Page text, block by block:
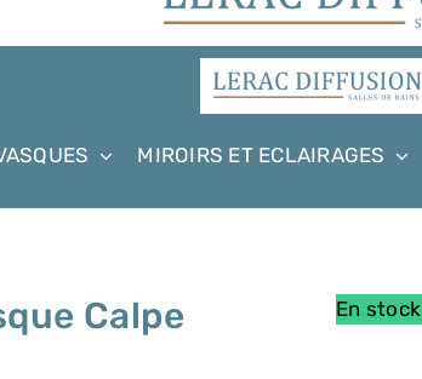
MIROIRS ET ECLAIRAGES
En stock
Calpe